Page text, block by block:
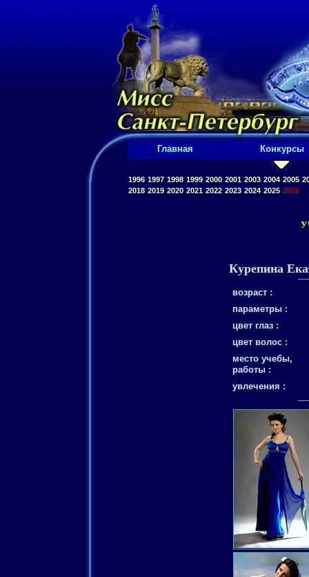
Главная Конкурсы
1996 1997 1998 1999 2000 2001 2003 2004 2005
2018 2019 2020 2021 2022 2023 2024 2025 2026
Курепина
возраст :
параметры :
цвет глаз :
цвет волос :
место учебы,
работы :
увлечения :